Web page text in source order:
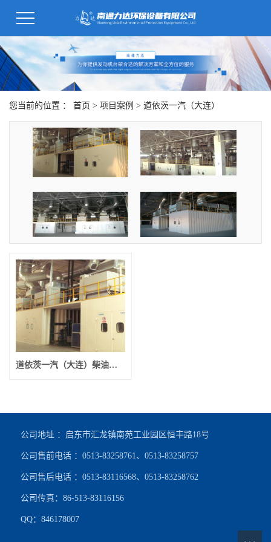
您当前的位置 ： 首页 > 项目案例 > 道依茨一汽（大连）
道依茨一汽（大连）柴油机有限公司
公司地址 ：启东市汇龙镇南苑工业园区恒丰路18号
公司售前电话 ：0513-83258761、0513-83258757
公司售后电话 ：0513-83116568、0513-83258762
公司传真：86-513-83116156
QQ：846178007